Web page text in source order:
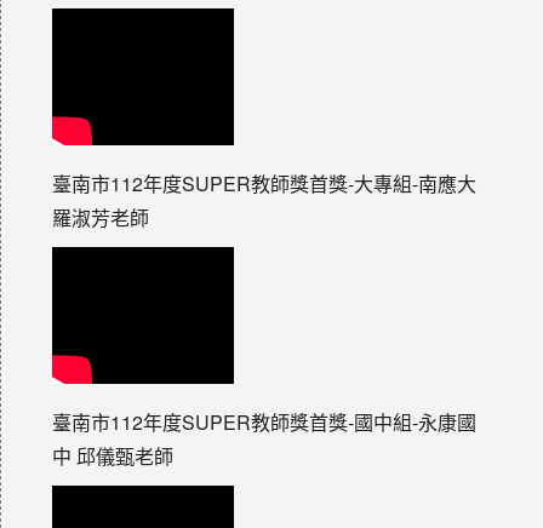
臺南市112年度SUPER教師獎首獎-大專組-南應大
羅淑芳老師
臺南市112年度SUPER教師獎首獎-國中組-永康國
中 邱儀甄老師